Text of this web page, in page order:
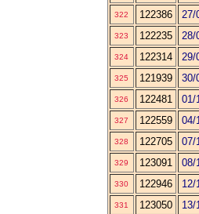
322 122386 27/
323 122235 28/
324 122314 29/
325 121939 30/
326 122481 01/
327 122559 04/
328 122705 07/
329 123091 08/
330 122946 12/
331 123050 13/